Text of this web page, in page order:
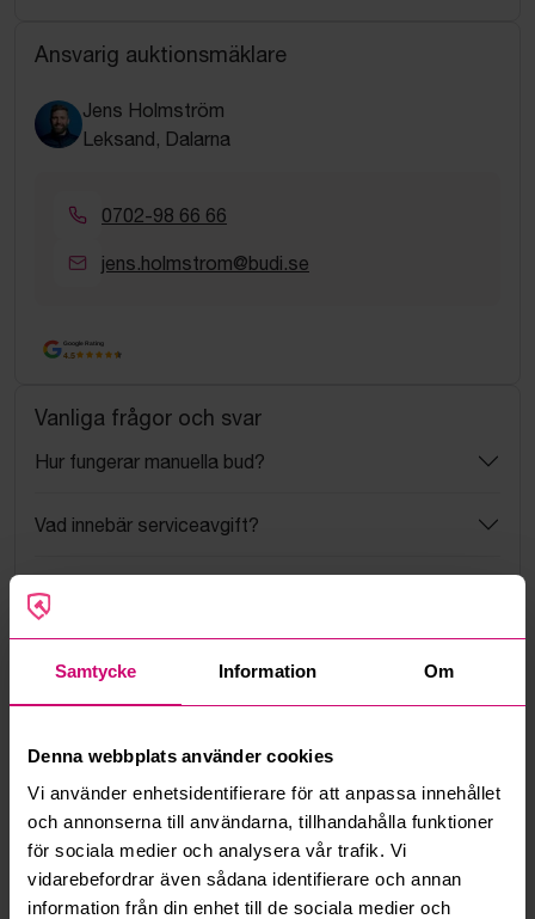
Samtycke Information Om
Denna webbplats använder cookies
Vi använder enhetsidentifierare för att anpassa innehållet
och annonserna till användarna, tillhandahålla funktioner
för sociala medier och analysera vår trafik. Vi
vidarebefordrar även sådana identifierare och annan
information från din enhet till de sociala medier och
Ansvarig auktionsmäklare
Jens Holmström
Leksand, Dalarna
0702-98 66 66
jens.holmstrom@budi.se
Google Rating
4.5
Vanliga frågor och svar
Hur fungerar manuella bud?
Vad innebär serviceavgift?
Vad är ett reservationspris?
Kan ni frakta mina vunna objekt?
Läs fler frågor och svar